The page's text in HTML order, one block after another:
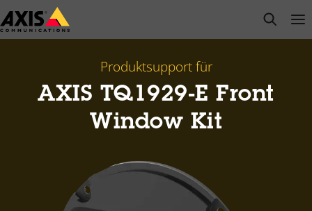
Zum
Hauptinhalt
open
Produktsupport für
AXIS TQ1929-E Front
Window Kit